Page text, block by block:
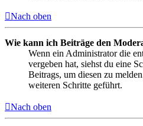
Nach oben
Wie kann ich Beiträge den
Wenn ein Administrator die
vergeben hat, siehst du eine
Beitrags, um diesen zu
weiteren Schritte geführt.
Nach oben